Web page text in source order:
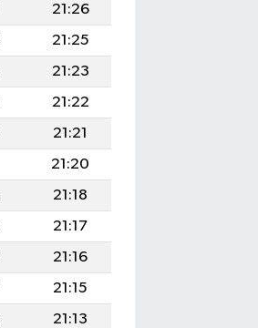
21:26
21:25
21:23
21:22
21:21
21:20
21:18
21:17
21:16
21:15
21:13